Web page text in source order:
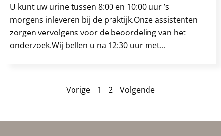
U kunt uw urine tussen 8:00 en 10:00 uur ’s
morgens inleveren bij de praktijk.Onze assistenten
zorgen vervolgens voor de beoordeling van het
onderzoek.Wij bellen u na 12:30 uur met...
Vorige 1 2 Volgende